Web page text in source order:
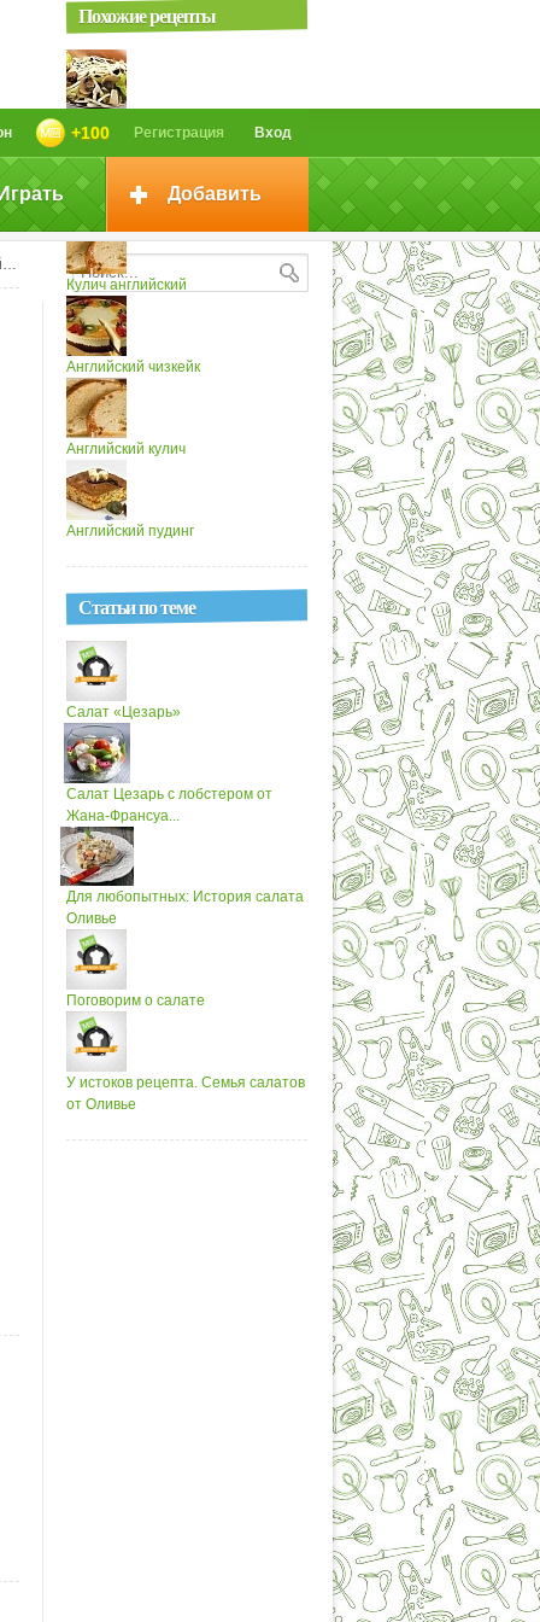
Вход
Регистрация
+100
Добавить
Похожие рецепты
Крем английский
Кулич английский
Английский чизкейк
Английский кулич
Английский пудинг
Статьи по теме
Салат «Цезарь»
Салат Цезарь с лобстером от
Жана-Франсуа...
Для любопытных: История салата
Оливье
Поговорим о салате
У истоков рецепта. Семья салатов
от Оливье